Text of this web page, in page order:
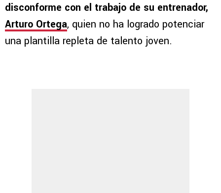
disconforme con el trabajo de su entrenador,
Arturo Ortega, quien no ha logrado potenciar
una plantilla repleta de talento joven.